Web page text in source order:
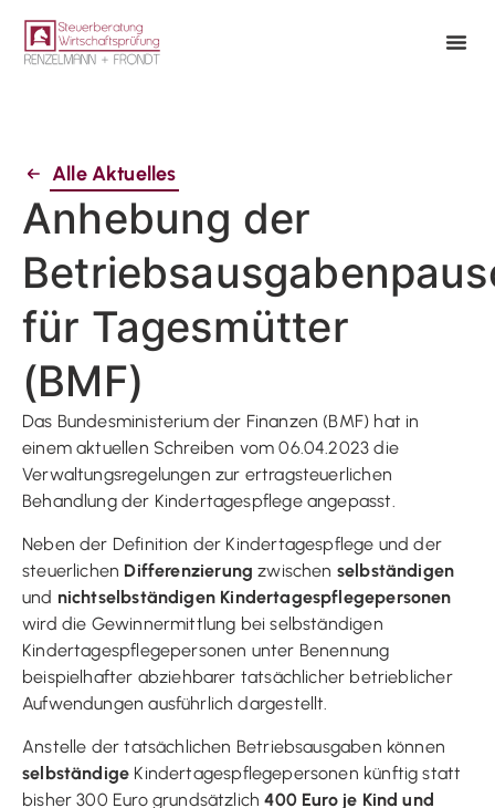
Alle Aktuelles
Anhebung der
für Tagesmütter
(BMF)
Das Bundesministerium der Finanzen (BMF) hat in
einem aktuellen Schreiben vom 06.04.2023 die
Verwaltungsregelungen zur ertragsteuerlichen
Behandlung der Kindertagespflege angepasst.
Neben der Definition der Kindertagespflege und der
steuerlichen Differenzierung zwischen selbständigen
und nichtselbständigen Kindertagespflegepersonen
wird die Gewinnermittlung bei selbständigen
Kindertagespflegepersonen unter Benennung
beispielhafter abziehbarer tatsächlicher betrieblicher
Aufwendungen ausführlich dargestellt.
Anstelle der tatsächlichen Betriebsausgaben können
selbständige Kindertagespflegepersonen künftig statt
bisher 300 Euro grundsätzlich400 Euro je Kind und